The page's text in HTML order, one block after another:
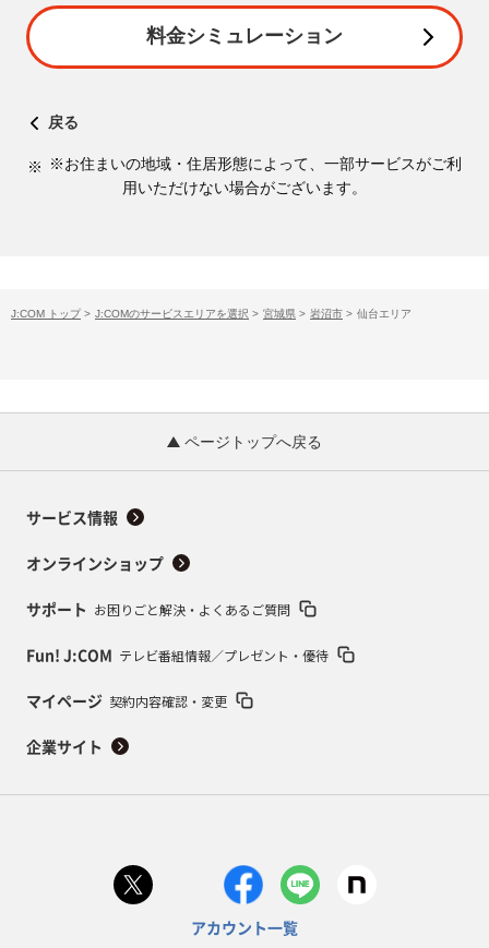
料金シミュレーション
戻る
※お住まいの地域・住居形態によって、一部サービスがご利
用いただけない場合がございます。
J:COM トップ > J:COMのサービスエリアを選択 > 宮城県 > 岩沼市 > 仙台エリア
ページトップへ戻る
サービス情報
オンラインショップ
サポート お困りごと解決・よくあるご質問
Fun! J:COM テレビ番組情報／プレゼント・優待
マイページ 契約内容確認・変更
企業サイト
アカウント一覧